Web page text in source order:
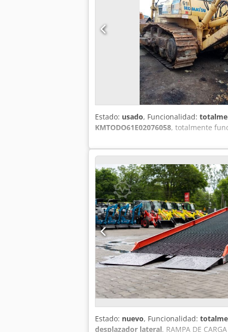
Estado: usado, Funcionalidad:
KMTODO61E02076058, totalmente
Estado: nuevo, Funcionalidad:
desplazador lateral, RAMPA DE